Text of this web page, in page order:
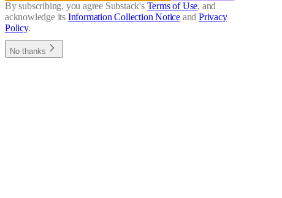
By subscribing, you agree Substack's Terms of Use, and
acknowledge its Information Collection Notice and Privacy
Policy.
No thanks